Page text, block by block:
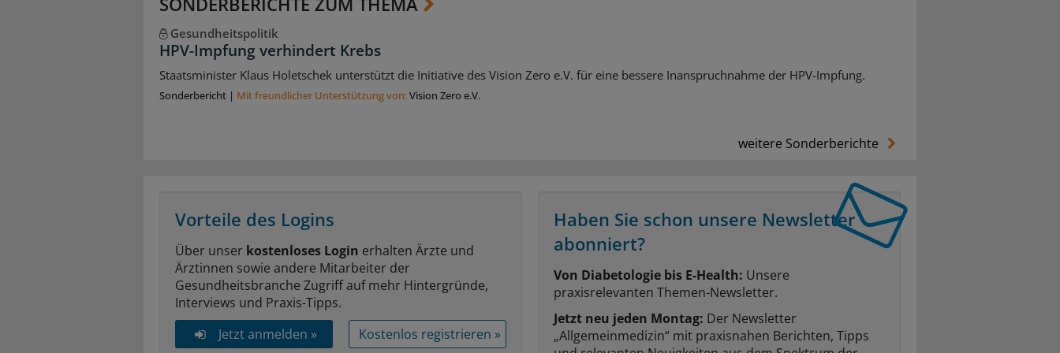
Gesundheitspolitik
HPV-Impfung verhindert Krebs
Staatsminister Klaus Holetschek unterstützt die Initiative des Vision Zero e.V. für eine bessere Inanspruchnahme der HPV-Impfung.
Sonderbericht | Mit freundlicher Unterstützung von:Vision Zero e.V.
weitere Sonderberichte
Vorteile des Logins
Über unser kostenloses Login erhalten Ärzte und
Ärztinnen sowie andere Mitarbeiter der
Gesundheitsbranche Zugriff auf mehr Hintergründe,
Interviews und Praxis-Tipps.
Jetzt anmelden »
Kostenlos registrieren »
Haben Sie schon unsere Newsletter
abonniert?
Von Diabetologie bis E-Health: Unsere
praxisrelevanten Themen-Newsletter.
Jetzt neu jeden Montag: Der Newsletter
„Allgemeinmedizin“ mit praxisnahen Berichten, Tipps